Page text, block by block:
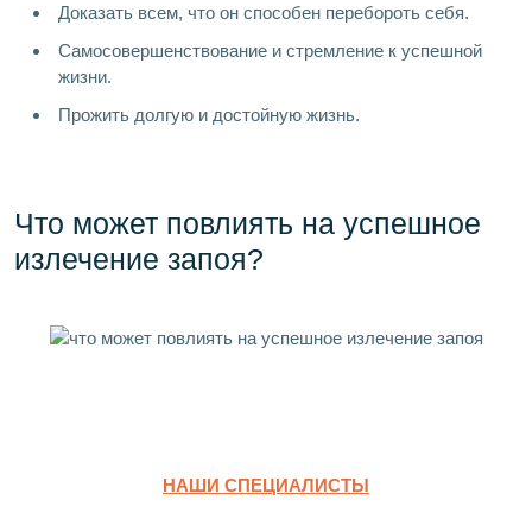
Доказать всем, что он способен перебороть себя.
Самосовершенствование и стремление к успешной
жизни.
Прожить долгую и достойную жизнь.
Что может повлиять на успешное
излечение запоя?
НАШИ СПЕЦИАЛИСТЫ